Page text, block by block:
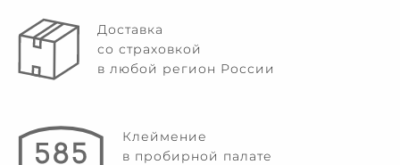
Доставка
со страховкой
в любой регион России
Клеймение
в пробирной палате